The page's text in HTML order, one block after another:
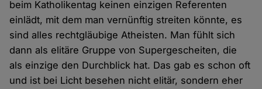
beim Katholikentag keinen einzigen Referenten
einlädt, mit dem man vernünftig streiten könnte, es
sind alles rechtgläubige Atheisten. Man fühlt sich
dann als elitäre Gruppe von Supergescheiten, die
als einzige den Durchblick hat. Das gab es schon oft
und ist bei Licht besehen nicht elitär, sondern eher